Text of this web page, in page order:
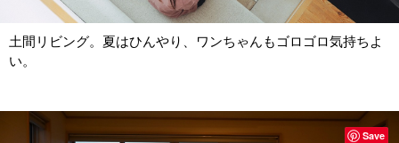
土間リビング。夏はひんやり、ワンちゃんもゴロゴロ気持ちよ
い。
Save